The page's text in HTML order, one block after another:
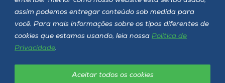
assim podemos entregar conteúdo sob medida para
você. Para mais informações sobre os tipos diferentes de
cookies que estamos usando, leia nossa Política de
Privacidade.
Aceitar todos os cookies